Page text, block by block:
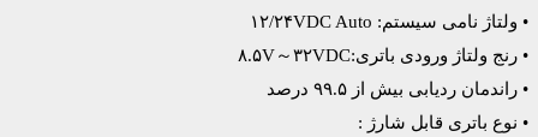
• ولتاژ نامی سیستم: ۱۲/۲۴VDC Auto
• رنج ولتاژ ورودی باتری:۸.۵V～۳۲VDC
• راندمان ردیابی بیش از ۹۹.۵ درصد
• نوع باتری قابل شارژ :